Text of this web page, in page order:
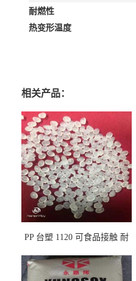
耐燃性
热变形温度
相关产品：
PP 台塑 1120 可食品接触 耐